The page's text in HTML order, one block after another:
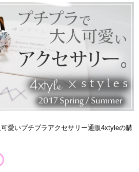
愛いプチプラアクセサリー通販4xtyleの購